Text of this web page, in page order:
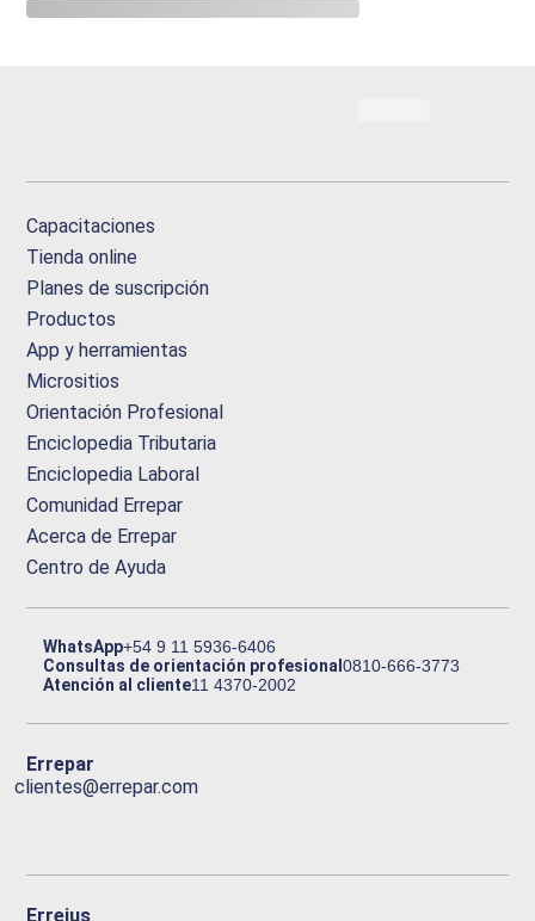
Capacitaciones
Tienda online
Planes de suscripción
Productos
App y herramientas
Micrositios
Orientación Profesional
Enciclopedia Tributaria
Enciclopedia Laboral
Comunidad Errepar
Acerca de Errepar
Centro de Ayuda
WhatsApp+54 9 11 5936-6406
Consultas de orientación profesional0810-666-3773
Atención al cliente11 4370-2002
Errepar
clientes@errepar.com
Erreius